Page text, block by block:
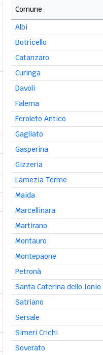
Comune
Albi
Botricello
Catanzaro
Curinga
Davoli
Falerna
Feroleto Antico
Gagliato
Gasperina
Gizzeria
Lamezia Terme
Maida
Marcellinara
Martirano
Montauro
Montepaone
Petronà
Santa Caterina dello Ionio
Satriano
Sersale
Simeri Crichi
Soverato